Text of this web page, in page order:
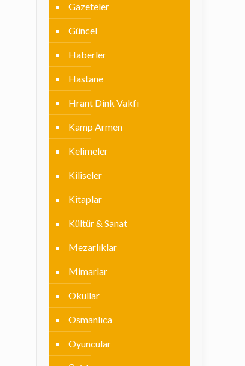
Gazeteler
Güncel
Haberler
Hastane
Hrant Dink Vakfı
Kamp Armen
Kelimeler
Kiliseler
Kitaplar
Kültür & Sanat
Mezarlıklar
Mimarlar
Okullar
Osmanlıca
Oyuncular